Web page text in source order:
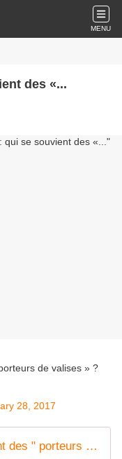
MENU
Guerre d'Algérie : qui se souvient des «...
de valises » ?
28, 2017
Guerre d'Algérie : qui se souvient des " porteurs de valises " ? Ces oubliés de l'histoire algérienne *** Francis Jeanson a été le fondateur de la Maison de la Culture de Chalon-sur-Saô